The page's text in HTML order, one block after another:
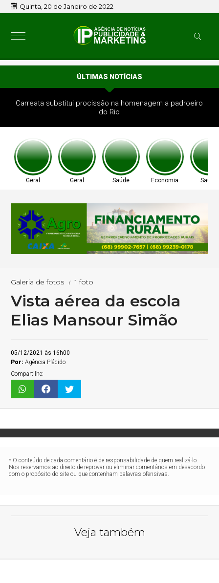
Quinta, 20 de Janeiro de 2022
ÚLTIMAS NOTÍCIAS
Carreata substitui procissão na homenagem a padroeiro
do Rio
Geral Geral Saúde Economia Saúde
Galeria de fotos 1 foto
Vista aérea da escola
Elias Mansour Simão
05/12/2021 às 16h00
Por: Agência Plácido
Compartilhe:
* O conteúdo de cada comentário é de responsabilidade de quem realizá-lo.
Nos reservamos ao direito de reprovar ou eliminar comentários em desacordo
com o propósito do site ou que contenham palavras ofensivas.
Veja também